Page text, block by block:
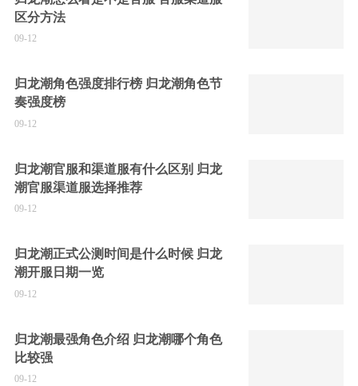
区分方法
09-12
归龙潮角色强度排行榜 归龙潮角色节
奏强度榜
09-12
归龙潮官服和渠道服有什么区别 归龙
潮官服渠道服选择推荐
09-12
归龙潮正式公测时间是什么时候 归龙
潮开服日期一览
09-12
归龙潮最强角色介绍 归龙潮哪个角色
比较强
09-12